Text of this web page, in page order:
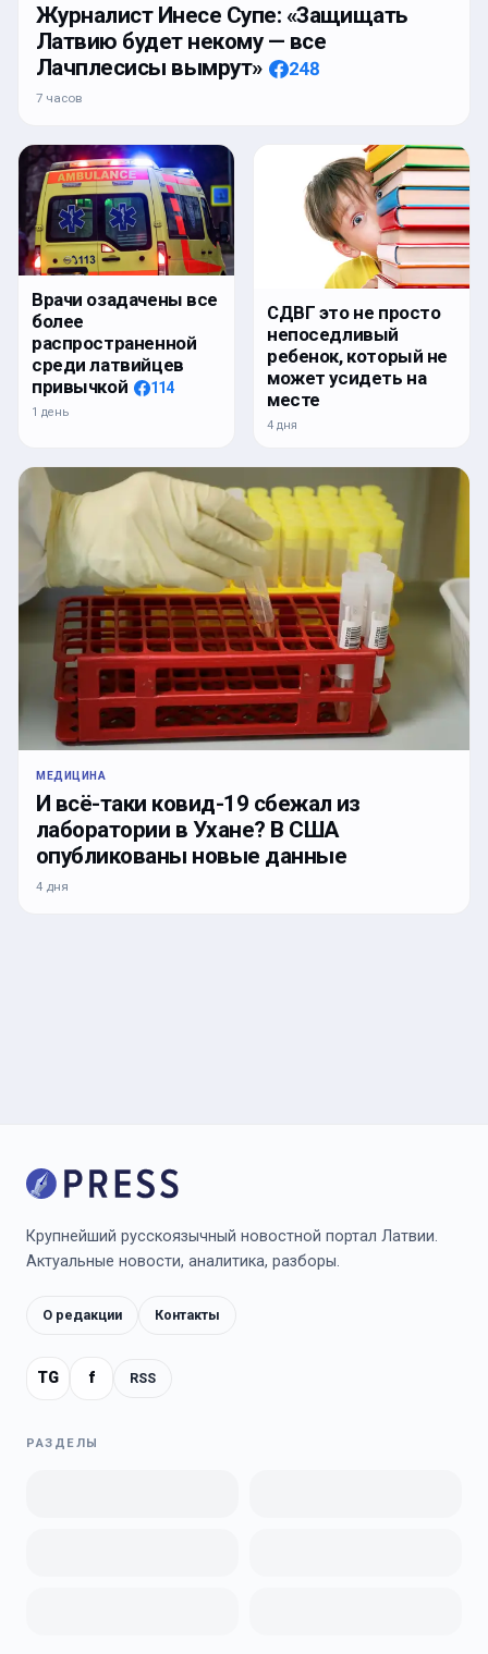
Журналист Инесе Супе: «Защищать
Латвию будет некому — все
Лачплесисы вымрут»
248
7 часов
Врачи озадачены все
более
распространенной
среди латвийцев
привычкой
114
1 день
СДВГ это не просто
непоседливый
ребенок, который не
может усидеть на
месте
4 дня
МЕДИЦИНА
И всё-таки ковид-19 сбежал из
лаборатории в Ухане? В США
опубликованы новые данные
4 дня
Крупнейший русскоязычный новостной портал Латвии.
Актуальные новости, аналитика, разборы.
О редакции Контакты
TG f RSS
РАЗДЕЛЫ